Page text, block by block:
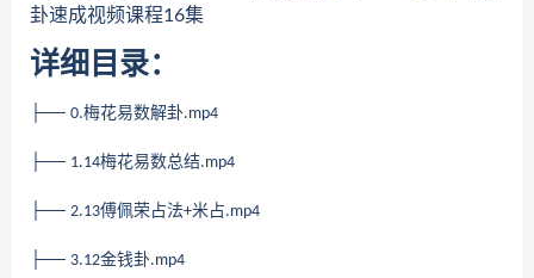
卦速成视频课程16集
详细目录：
├── 0.梅花易数解卦.mp4
├── 1.14梅花易数总结.mp4
├── 2.13傅佩荣占法+米占.mp4
├── 3.12金钱卦.mp4